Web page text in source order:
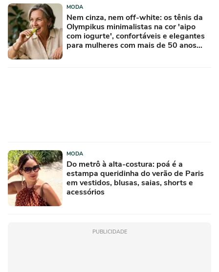
MODA
Nem cinza, nem off-white: os tênis da
Olympikus minimalistas na cor 'aipo
com iogurte', confortáveis e elegantes
para mulheres com mais de 50 anos
MODA
Do metrô à alta-costura: poá é a
estampa queridinha do verão de Paris
em vestidos, blusas, saias, shorts e
acessórios
PUBLICIDADE